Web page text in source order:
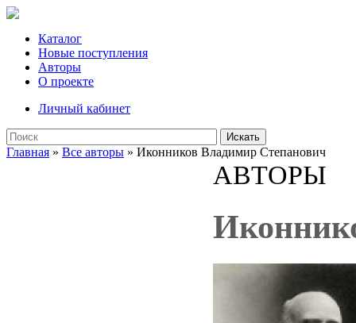
Каталог
Новые поступления
Авторы
О проекте
Личный кабинет
Искать
Главная » Все авторы » Иконников Владимир Степанович
АВТОРЫ